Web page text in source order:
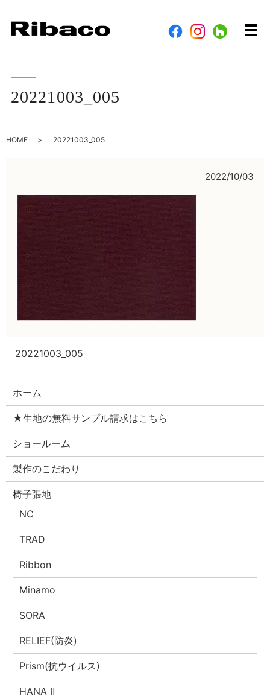
メ
20221003_005
HOME 20221003_005
2022/10/03
20221003_005
ホーム
★生地の無料サンプル請求はこちら
ショールーム
製作のこだわり
椅子張地
NC
TRAD
Ribbon
Minamo
SORA
RELIEF(防炎)
Prism(抗ウイルス)
HANA Ⅱ